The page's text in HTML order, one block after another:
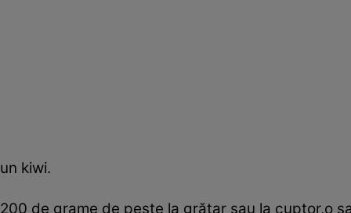
un kiwi.
200 de grame de peşte la grătar sau la cuptor,o